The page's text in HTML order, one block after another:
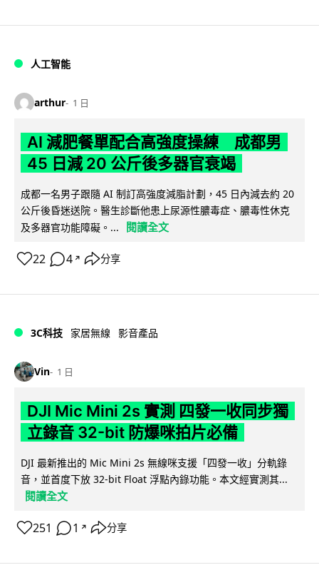
人工智能
arthur 1 日
AI 減肥餐單配合高強度操練 成都男
45 日減 20 公斤後多器官衰竭
成都一名男子跟隨 AI 制訂高強度減脂計劃，45 日內減去約 20
公斤後昏迷送院。醫生診斷他患上尿源性膿毒症、膿毒性休克
及多器官功能障礙。...
閱讀全文
22 4 ↗ 分享
3C科技 家居無線 影音產品
Vin 1 日
DJI Mic Mini 2s 實測 四發一收同步獨
立錄音 32-bit 防爆咪拍片必備
DJI 最新推出的 Mic Mini 2s 無線咪支援「四發一收」分軌錄
音，並首度下放 32-bit Float 浮點內錄功能。本文經實測其...
閱讀全文
251 1 ↗ 分享